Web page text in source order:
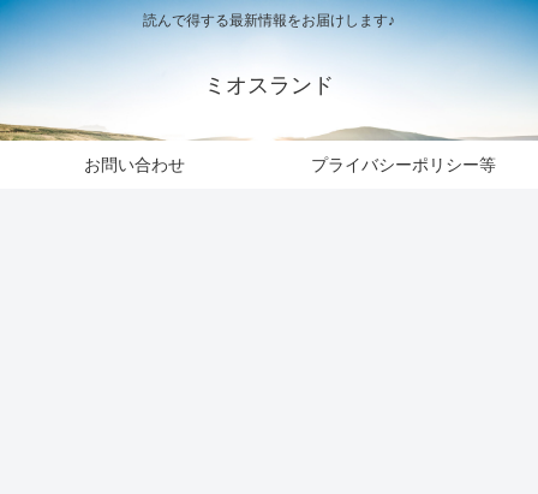
読んで得する最新情報をお届けします♪
ミオスランド
お問い合わせ プライバシーポリシー等